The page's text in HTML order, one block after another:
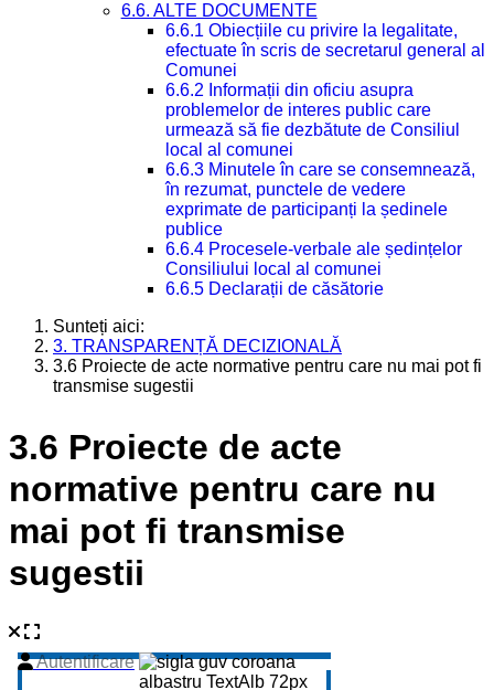
6.6. ALTE DOCUMENTE
6.6.1 Obiecțiile cu privire la legalitate,
efectuate în scris de secretarul general al
Comunei
6.6.2 Informații din oficiu asupra
problemelor de interes public care
urmează să fie dezbătute de Consiliul
local al comunei
6.6.3 Minutele în care se consemnează,
în rezumat, punctele de vedere
exprimate de participanți la ședinele
publice
6.6.4 Procesele-verbale ale ședințelor
Consiliului local al comunei
6.6.5 Declarații de căsătorie
Sunteți aici:
3. TRANSPARENȚĂ DECIZIONALĂ
3.6 Proiecte de acte normative pentru care nu mai pot fi
transmise sugestii
3.6 Proiecte de acte
normative pentru care nu
mai pot fi transmise
sugestii